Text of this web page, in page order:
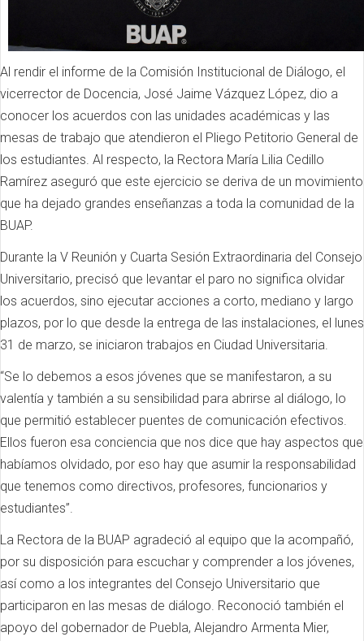
Al rendir el informe de la Comisión Institucional de Diálogo, el
vicerrector de Docencia, José Jaime Vázquez López, dio a
conocer los acuerdos con las unidades académicas y las
mesas de trabajo que atendieron el Pliego Petitorio General de
los estudiantes. Al respecto, la Rectora María Lilia Cedillo
Ramírez aseguró que este ejercicio se deriva de un movimiento
que ha dejado grandes enseñanzas a toda la comunidad de la
BUAP.
Durante la V Reunión y Cuarta Sesión Extraordinaria del Consejo
Universitario, precisó que levantar el paro no significa olvidar
los acuerdos, sino ejecutar acciones a corto, mediano y largo
plazos, por lo que desde la entrega de las instalaciones, el lunes
31 de marzo, se iniciaron trabajos en Ciudad Universitaria.
“Se lo debemos a esos jóvenes que se manifestaron, a su
valentía y también a su sensibilidad para abrirse al diálogo, lo
que permitió establecer puentes de comunicación efectivos.
Ellos fueron esa conciencia que nos dice que hay aspectos que
habíamos olvidado, por eso hay que asumir la responsabilidad
que tenemos como directivos, profesores, funcionarios y
estudiantes”.
La Rectora de la BUAP agradeció al equipo que la acompañó,
por su disposición para escuchar y comprender a los jóvenes,
así como a los integrantes del Consejo Universitario que
participaron en las mesas de diálogo. Reconoció también el
apoyo del gobernador de Puebla, Alejandro Armenta Mier,